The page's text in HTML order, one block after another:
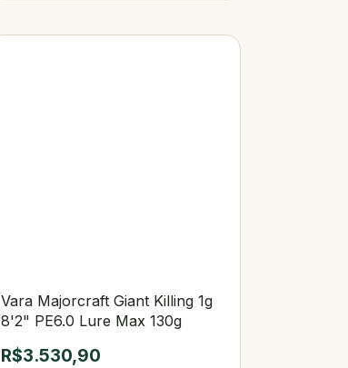
Vara Majorcraft Giant Killing 1g
8'2" PE6.0 Lure Max 130g
R$3.530,90